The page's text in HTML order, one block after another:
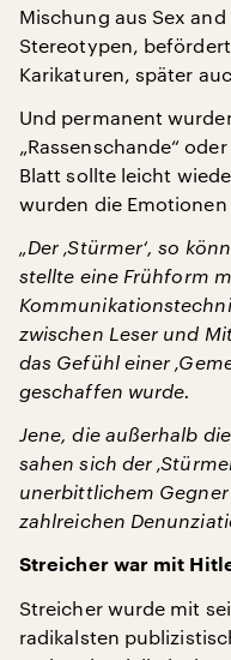
Mischung aus Sex
Stereotypen,
Karikaturen, später
Und permanent
„Rassenschande“
Blatt sollte leicht
wurden die
„Der ‚Stürmer‘, so
stellte eine Frühform
zwischen Leser und
das Gefühl einer
geschaffen wurde.
Jene, die außerhalb
sahen sich der
unerbittlichem
zahlreichen
Streicher war mit
Streicher wurde mit
radikalsten